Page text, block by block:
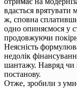
вдасться
ж, сповна
одно опиняємося у
продовжуючи
Неясність
недолік
шантажу. Навряд чи
постанову.
Отже, зробили з